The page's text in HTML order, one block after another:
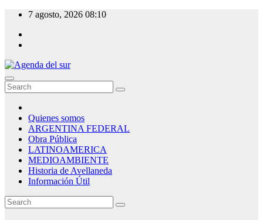
Skip
content
7 agosto, 2026 08:10
Agenda del sur
Quienes somos
ARGENTINA FEDERAL
Obra Pública
LATINOAMERICA
MEDIOAMBIENTE
Historia de Avellaneda
Información Útil